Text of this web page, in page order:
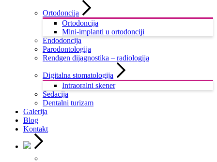
Ortodoncija
Ortodoncija
Mini-implanti u ortodonciji
Endodoncija
Parodontologija
Rendgen dijagnostika – radiologija
Digitalna stomatologija
Intraoralni skener
Sedacija
Dentalni turizam
Galerija
Blog
Kontakt